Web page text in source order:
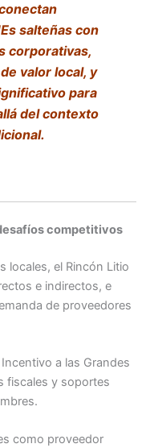
salteñas con
corporativas,
valor local, y
para
del contexto
competitivos
locales, el Rincón Litio
e indirectos, e
de proveedores
a las Grandes
fiscales y soportes
como proveedor